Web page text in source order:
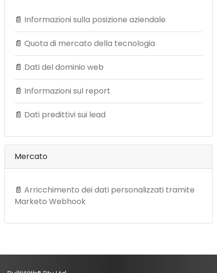
📄 Informazioni sulla posizione aziendale
📄 Quota di mercato della tecnologia
📄 Dati del dominio web
📄 Informazioni sul report
📄 Dati predittivi sui lead
Mercato
📄 Arricchimento dei dati personalizzati tramite
Marketo Webhook